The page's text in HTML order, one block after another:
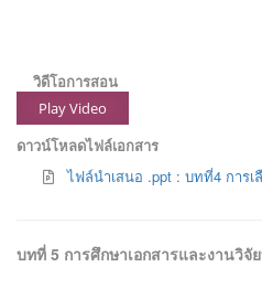
วิดีโอการสอน
Play Video
ดาวน์โหลดไฟล์เอกสาร
ไฟล์นำเสนอ .ppt : บทที่4 การ
บทที่ 5 การศึกษาเอกสารและงานวิจั